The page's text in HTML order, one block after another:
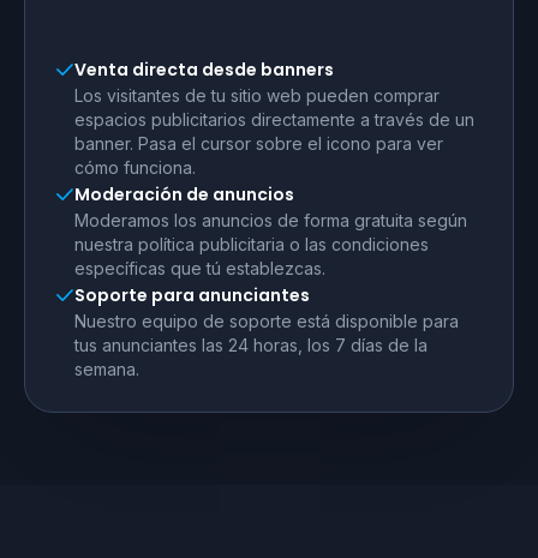
Venta directa desde banners
Los visitantes de tu sitio web pueden comprar
espacios publicitarios directamente a través de un
banner. Pasa el cursor sobre el icono para ver
cómo funciona.
Moderación de anuncios
Moderamos los anuncios de forma gratuita según
nuestra política publicitaria o las condiciones
específicas que tú establezcas.
Soporte para anunciantes
Nuestro equipo de soporte está disponible para
tus anunciantes las 24 horas, los 7 días de la
semana.